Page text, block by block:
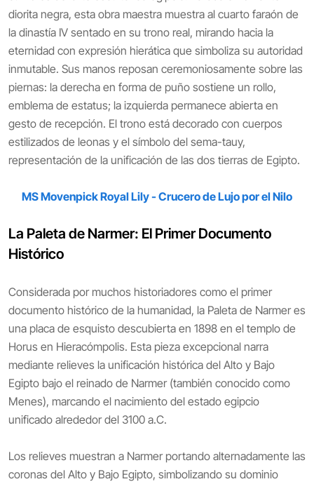
diorita negra, esta obra maestra muestra al cuarto faraón de
la dinastía IV sentado en su trono real, mirando hacia la
eternidad con expresión hierática que simboliza su autoridad
inmutable. Sus manos reposan ceremoniosamente sobre las
piernas: la derecha en forma de puño sostiene un rollo,
emblema de estatus; la izquierda permanece abierta en
gesto de recepción. El trono está decorado con cuerpos
estilizados de leonas y el símbolo del sema-tauy,
representación de la unificación de las dos tierras de Egipto.
MS Movenpick Royal Lily - Crucero de Lujo por el Nilo
La Paleta de Narmer: El Primer Documento
Histórico
Considerada por muchos historiadores como el primer
documento histórico de la humanidad, la Paleta de Narmer es
una placa de esquisto descubierta en 1898 en el templo de
Horus en Hieracómpolis. Esta pieza excepcional narra
mediante relieves la unificación histórica del Alto y Bajo
Egipto bajo el reinado de Narmer (también conocido como
Menes), marcando el nacimiento del estado egipcio
unificado alrededor del 3100 a.C.
Los relieves muestran a Narmer portando alternadamente las
coronas del Alto y Bajo Egipto, simbolizando su dominio